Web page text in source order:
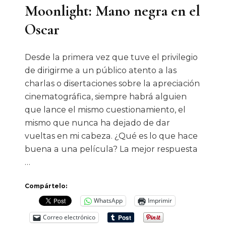
Moonlight: Mano negra en el
Oscar
Desde la primera vez que tuve el privilegio
de dirigirme a un público atento a las
charlas o disertaciones sobre la apreciación
cinematográfica, siempre habrá alguien
que lance el mismo cuestionamiento, el
mismo que nunca ha dejado de dar
vueltas en mi cabeza. ¿Qué es lo que hace
buena a una película? La mejor respuesta
…
Compártelo:
WhatsApp
Imprimir
Correo electrónico